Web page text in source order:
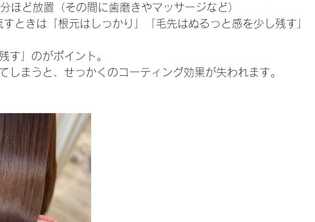
3分ほど放置（その間に歯磨きやマッサージなど）
流すときは「根元はしっかり」「毛先はぬるっと感を少し残す」
す」のがポイント。
しまうと、せっかくのコーティング効果が失われます。